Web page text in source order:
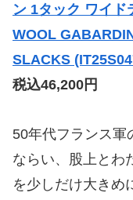
ン 1タック ワイド
WOOL
SLACKS
税込46,200円
50年代フランス軍
ならい、股上とわ
を少しだけ大きめ